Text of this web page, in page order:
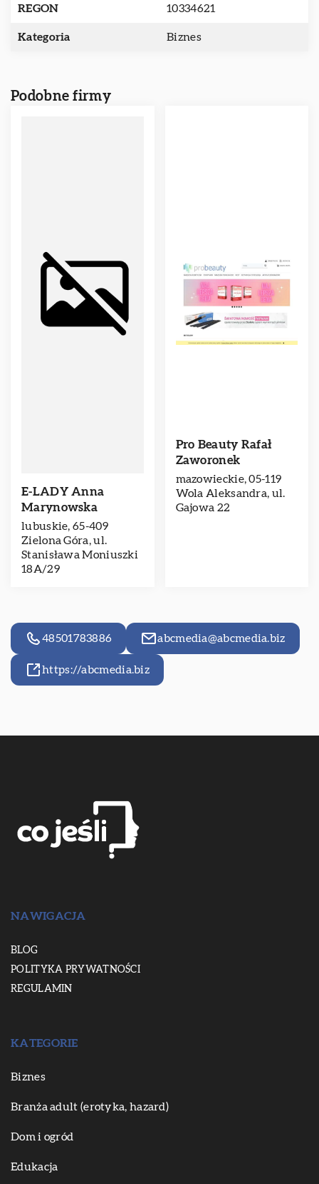
REGON 10334621
Kategoria Biznes
Podobne firmy
E-LADY Anna
Marynowska
lubuskie, 65-409
Zielona Góra, ul.
Stanisława Moniuszki
18A/29
Pro Beauty Rafał
Zaworonek
mazowieckie, 05-119
Wola Aleksandra, ul.
Gajowa 22
48501783886 abcmedia@abcmedia.biz
https://abcmedia.biz
NAWIGACJA
BLOG
POLITYKA PRYWATNOŚCI
REGULAMIN
KATEGORIE
Biznes
Branża adult (erotyka, hazard)
Dom i ogród
Edukacja